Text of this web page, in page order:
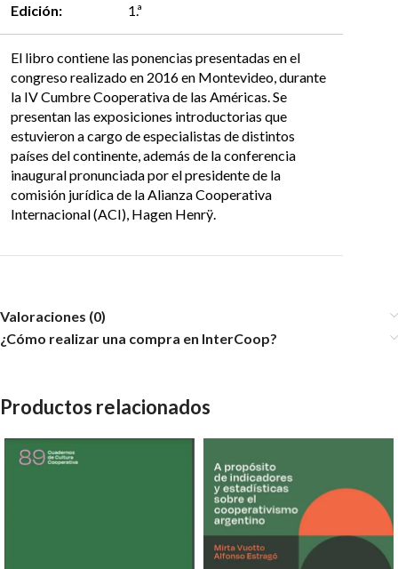
Edición: 1.ª
El libro contiene las ponencias presentadas en el
congreso realizado en 2016 en Montevideo, durante
la IV Cumbre Cooperativa de las Américas. Se
presentan las exposiciones introductorias que
estuvieron a cargo de especialistas de distintos
países del continente, además de la conferencia
inaugural pronunciada por el presidente de la
comisión jurídica de la Alianza Cooperativa
Internacional (ACI), Hagen Henrÿ.
Valoraciones (0)
¿Cómo realizar una compra en InterCoop?
Productos relacionados